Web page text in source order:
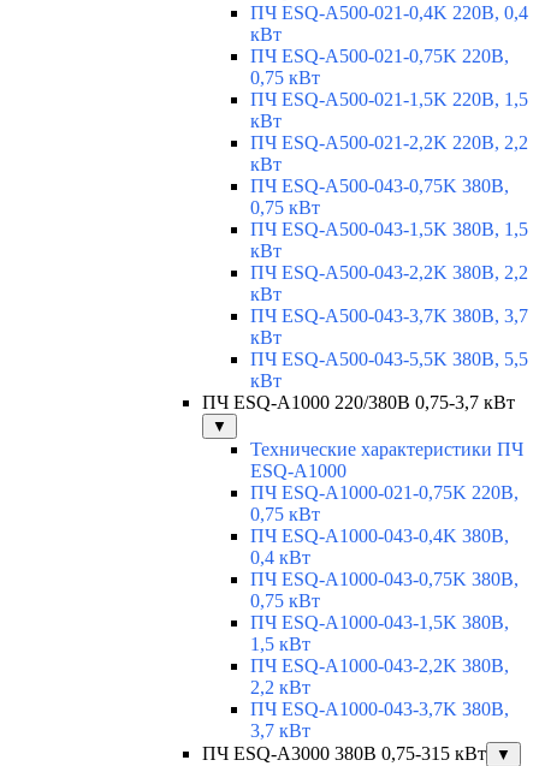
ПЧ ESQ-A500-021-0,4K 220В, 0,4
кВт
ПЧ ESQ-A500-021-0,75K 220В,
0,75 кВт
ПЧ ESQ-A500-021-1,5K 220В, 1,5
кВт
ПЧ ESQ-A500-021-2,2K 220В, 2,2
кВт
ПЧ ESQ-A500-043-0,75K 380В,
0,75 кВт
ПЧ ESQ-A500-043-1,5K 380В, 1,5
кВт
ПЧ ESQ-A500-043-2,2K 380В, 2,2
кВт
ПЧ ESQ-A500-043-3,7K 380В, 3,7
кВт
ПЧ ESQ-A500-043-5,5K 380В, 5,5
кВт
ПЧ ESQ-A1000 220/380В 0,75-3,7 кВт
▼
Технические характеристики ПЧ
ESQ-A1000
ПЧ ESQ-A1000-021-0,75K 220В,
0,75 кВт
ПЧ ESQ-A1000-043-0,4K 380В,
0,4 кВт
ПЧ ESQ-A1000-043-0,75K 380В,
0,75 кВт
ПЧ ESQ-A1000-043-1,5K 380В,
1,5 кВт
ПЧ ESQ-A1000-043-2,2K 380В,
2,2 кВт
ПЧ ESQ-A1000-043-3,7K 380В,
3,7 кВт
ПЧ ESQ-A3000 380В 0,75-315 кВт
▼